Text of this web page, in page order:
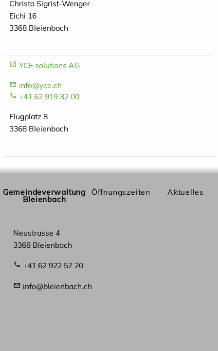
Christa Sigrist-Wenger
Eichi 16
3368 Bleienbach
YCE solutions AG
info@yce.ch
+41 62 919 32 00
Flugplatz 8
3368 Bleienbach
Gemeindeverwaltung
Bleienbach
Öffnungszeiten Aktuelles
Neustrasse 4
3368 Bleienbach
+41 62 922 57 20
info@bleienbach.ch